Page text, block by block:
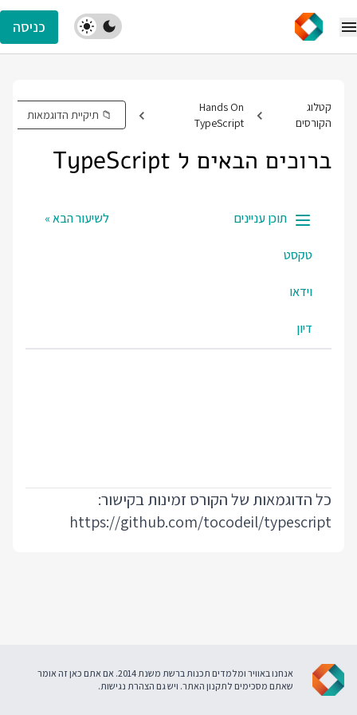
כניסה
קטלוג
הקורסים
Hands On
TypeScript
📁 תיקיית הדוגמאות
ברוכים הבאים ל TypeScript
תוכן עניינים
טקסט
וידאו
דיון
לשיעור הבא »
כל הדוגמאות של הקורס זמינות בקישור:
https://github.com/tocodeil/typescript
אנחנו באוויר ומלמדים תכנות ברשת משנת 2014. אם אתם כאן זה אומר
שאתם מסכימים לתקנון האתר. ויש גם הצהרת נגישות.